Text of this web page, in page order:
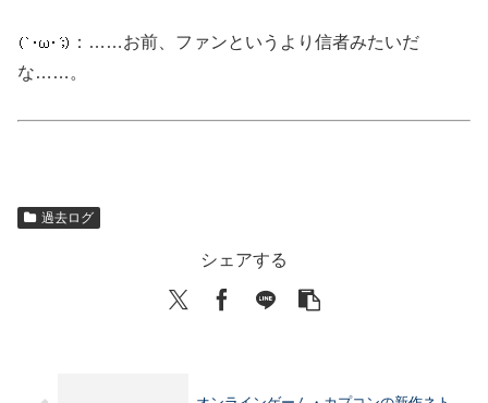
：……お前、ファンというより信者みたいだ
な……。
過去ログ
シェアする